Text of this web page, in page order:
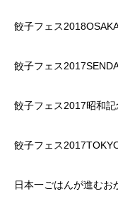
餃子フェス
餃子フェス
餃子フェス2017昭和
餃子フェス
日本一ごはんが進むお